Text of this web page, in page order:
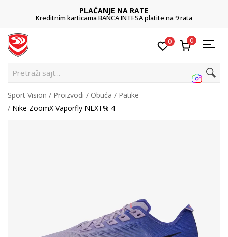
PLAĆANJE NA RATE
Kreditnim karticama BANCA INTESA platite na 9 rata
0 0
Pretraži sajt...
Sport Vision Proizvodi Obuća
Patike
Nike ZoomX Vaporfly NEXT% 4